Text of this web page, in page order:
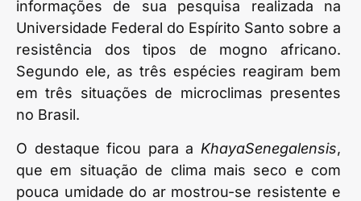
informações de sua pesquisa realizada na
Universidade Federal do Espírito Santo sobre a
resistência dos tipos de mogno africano.
Segundo ele, as três espécies reagiram bem
em três situações de microclimas presentes
no Brasil.
O destaque ficou para a KhayaSenegalensis,
que em situação de clima mais seco e com
pouca umidade do ar mostrou-se resistente e